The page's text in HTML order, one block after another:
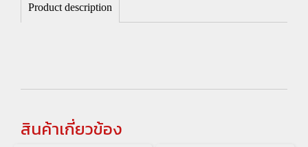
Product description
สินค้าเกี่ยวข้อง